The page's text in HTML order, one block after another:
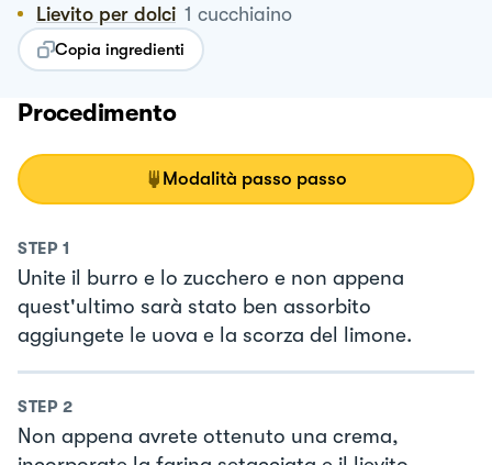
Lievito per dolci 1 cucchiaino
Copia ingredienti
Procedimento
Modalità passo passo
STEP 1
Unite il burro e lo zucchero e non appena
quest'ultimo sarà stato ben assorbito
aggiungete le uova e la scorza del limone.
STEP 2
Non appena avrete ottenuto una crema,